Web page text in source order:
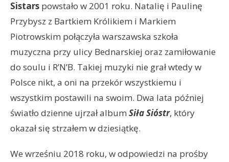
Sistars powstało w 2001 roku. Natalię i Paulinę
Przybysz z Bartkiem Królikiem i Markiem
Piotrowskim połączyła warszawska szkoła
muzyczna przy ulicy Bednarskiej oraz zamiłowanie
do soulu i R’N’B. Takiej muzyki nie grał wtedy w
Polsce nikt, a oni na przekór wszystkiemu i
wszystkim postawili na swoim. Dwa lata później
światło dzienne ujrzał album Siła Sióstr, który
okazał się strzałem w dziesiątkę.
We wrześniu 2018 roku, w odpowiedzi na prośby